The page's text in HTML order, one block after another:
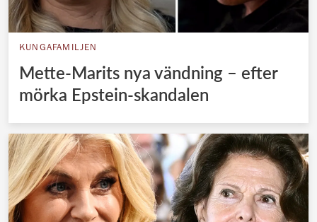
KUNGAFAMILJEN
Mette-Marits nya vändning – efter
mörka Epstein-skandalen